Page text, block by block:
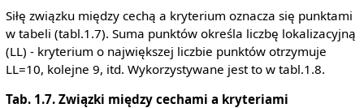
Siłę związku między cechą a kryterium oznacza się punktami
w tabeli (tabl.1.7). Suma punktów określa liczbę lokalizacyjną
(LL) - kryterium o największej liczbie punktów otrzymuje
LL=10, kolejne 9, itd. Wykorzystywane jest to w tabl.1.8.
Tab. 1.7. Związki między cechami a kryteriami